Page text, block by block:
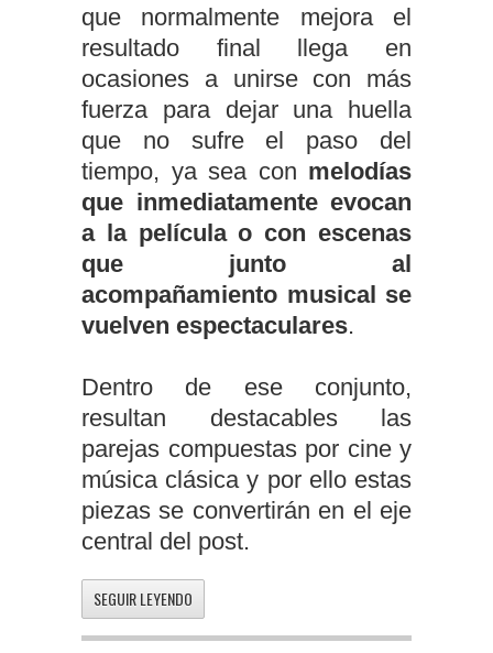
que normalmente mejora el
resultado final llega en
ocasiones a unirse con más
fuerza para dejar una huella
que no sufre el paso del
tiempo, ya sea con melodías
que inmediatamente evocan
a la película o con escenas
que junto al
acompañamiento musical se
vuelven espectaculares.
Dentro de ese conjunto,
resultan destacables las
parejas compuestas por cine y
música clásica y por ello estas
piezas se convertirán en el eje
central del post.
SEGUIR LEYENDO